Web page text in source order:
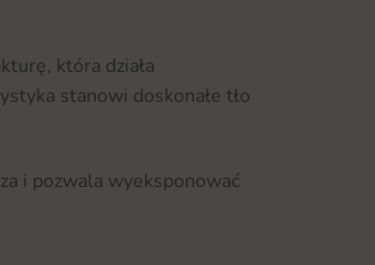
która działa
stanowi doskonałe tło
i pozwala wyeksponować